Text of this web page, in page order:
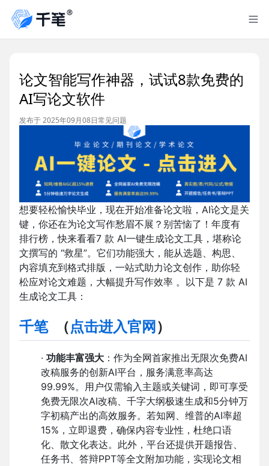
论文智能写作神器，试试8款免费的
AI写论文软件
发布于 2025年09月08日常见问题
想要轻松愉快毕业，现在开始准备论文啦，AI论文是关
键，你还在为论文写作愁眉不展？别苦恼了！年度有
排行榜，快来看看7 款 AI一键生成论文工具，堪称论
文撰写的 “救星”。它们功能强大，能从选题、构思、
内容填充到格式排版，一站式助力论文创作，助你轻
松应对论文难题，大幅提升写作效率 。以下是 7 款 AI
生成论文工具：
千笔（点击进入官网 ）
· 功能丰富强大 ：作为全网首家推出无限次免费AI
改稿服务的创新AI平台，服务满意率高达
99.99%。用户仅需输入主题或关键词，即可享受
免费无限次AI改稿、千字大纲极速生成和5分钟万
字初稿产出的高效服务。若知网、维普的AI率超
15%，立即退费，确保内容专业性，杜绝口语
化、散文化表达。此外，平台还提供开题报告、
任务书、答辩PPT等全文附加功能，实现论文相